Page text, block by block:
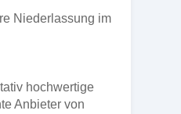
Niederlassung im
hochwertige
Anbieter von